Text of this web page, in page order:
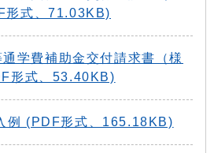
形式、71.03KB)
学費補助金交付請求書（様
形式、53.40KB)
例 (PDF形式、165.18KB)